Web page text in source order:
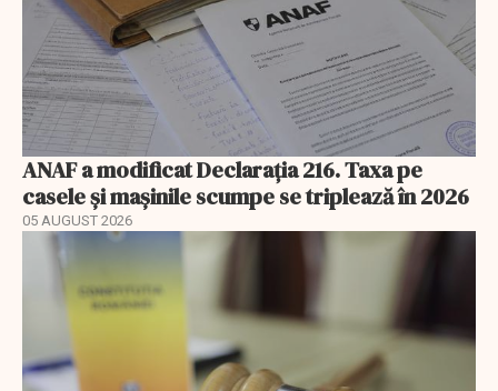
ANAF a modificat Declarația 216. Taxa pe
casele și mașinile scumpe se triplează în 2026
05 AUGUST 2026